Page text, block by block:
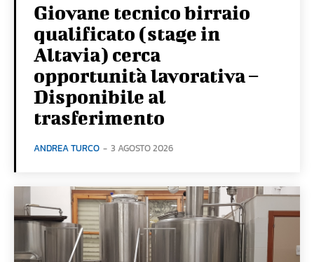
Giovane tecnico birraio
qualificato (stage in
Altavia) cerca
opportunità lavorativa –
Disponibile al
trasferimento
ANDREA TURCO - 3 AGOSTO 2026